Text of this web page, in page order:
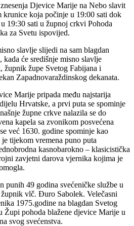
Djevice Marije na Nebo slavit
krunice koja počinje u 19:00 sati dok
19:30 sati u župnoj crkvi Pohoda
za Svetu ispovijed.
slavlje slijedi na sam blagdan
će središnje misno slavlje
župe Svetog Fabijana i
Zapadnovaraždinskog dekanata.
Marije pripada među najstarija
Hrvatske, a prvi puta se spominje
župne crkve nalazila se do
kapela sa zvonikom posvećena
već 1630. godine spominje kao
tijekom vremena puno puta
kasnobarokno – klasicistička
zavjetni darova vjernika kojima je
punih 49 godina svećeničke službe u
vlč. Đuro Sabolek. Velečasni
1975.godine na blagdan Svetog
Župi pohoda blažene djevice Marije u
svog svećenstva.